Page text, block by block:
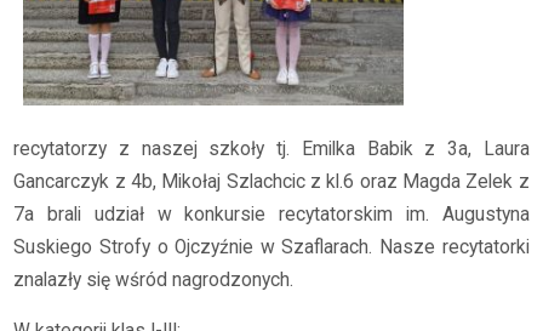
recytatorzy z naszej szkoły tj. Emilka Babik z 3a, Laura
Gancarczyk z 4b, Mikołaj Szlachcic z kl.6 oraz Magda Zelek z
7a brali udział w konkursie recytatorskim im. Augustyna
Suskiego Strofy o Ojczyźnie w Szaflarach. Nasze recytatorki
znalazły się wśród nagrodzonych.